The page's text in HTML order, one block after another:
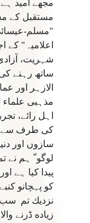
مجھے امید
مستقبل کے
"مسلم-
اعلامیہ" کے
شہریت،
ساتھ رہنے
الازہر اور
مذہبی علماء
اہل رائے،
کی طرف سے
سازوں اور
لوگو ّ ہم
پيدا كيا ہے
كو پہچانو
نزديك تم
زياده ڈرنے